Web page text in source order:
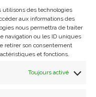
utilisons des technologies
aux informations des
nous permettra de traiter
navigation ou les ID uniques
retirer son consentement
et fonctions.
Toujours activé
Il existe des bourses
jeunes de moins de 25
sésame (tout les